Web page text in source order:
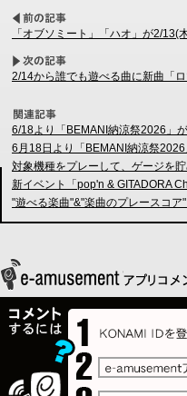
「オブソミート」「ハオ」が2/13(
2/14から誰でも遊べる曲に新曲「
6/18より「BEMANI納涼祭2026」
6月18日より「BEMANI納涼祭2026
対象機種をプレーして、ゲージを
新イベント「pop'n & GITADORA
"遊べる楽曲"&"楽曲のプレースコア